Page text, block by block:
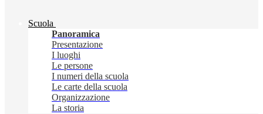
Scuola
Panoramica
Presentazione
I luoghi
Le persone
I numeri della scuola
Le carte della scuola
Organizzazione
La storia